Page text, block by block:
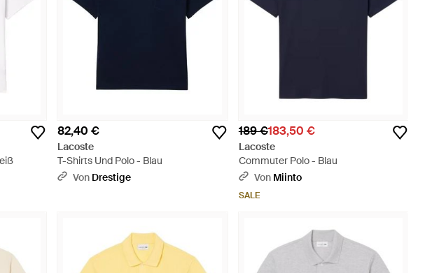
82,40 €
Lacoste
T-Shirts Und Polo - Blau
Von Drestige
189 €183,50 €
Lacoste
Commuter Polo - Blau
Von Miinto
SALE